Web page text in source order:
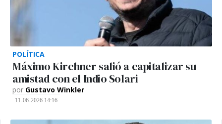
POLÍTICA
Máximo Kirchner salió a capitalizar su
amistad con el Indio Solari
por Gustavo Winkler
11-06-2026 14:16